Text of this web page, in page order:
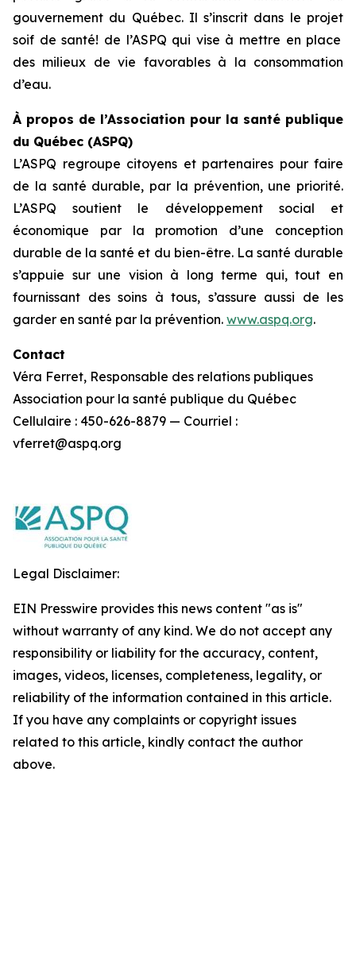
gouvernement du Québec. Il s’inscrit dans le projet
soif de santé! de l’ASPQ qui vise à mettre en place
des milieux de vie favorables à la consommation
d’eau.
À propos de l’Association pour la santé publique
du Québec (ASPQ)
L’ASPQ regroupe citoyens et partenaires pour faire
de la santé durable, par la prévention, une priorité.
L’ASPQ soutient le développement social et
économique par la promotion d’une conception
durable de la santé et du bien-être. La santé durable
s’appuie sur une vision à long terme qui, tout en
fournissant des soins à tous, s’assure aussi de les
garder en santé par la prévention. www.aspq.org.
Contact
Véra Ferret, Responsable des relations publiques
Association pour la santé publique du Québec
Cellulaire : 450-626-8879 — Courriel :
vferret@aspq.org
Legal Disclaimer:
EIN Presswire provides this news content "as is"
without warranty of any kind. We do not accept any
responsibility or liability for the accuracy, content,
images, videos, licenses, completeness, legality, or
reliability of the information contained in this article.
If you have any complaints or copyright issues
related to this article, kindly contact the author
above.